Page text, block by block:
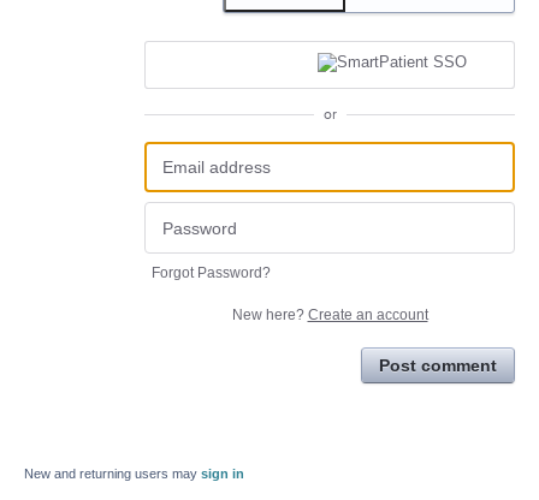
or
Forgot Password?
New here? Create an account
Post comment
New and returning users may sign in